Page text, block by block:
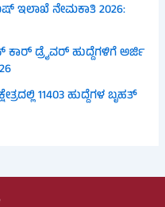
ಇಲಾಖೆ ನೇಮಕಾತಿ 2026:
ಕಾರ್ ಡ್ರೈವರ್ ಹುದ್ದೆಗಳಿಗೆ ಅರ್ಜಿ
11403 ಹುದ್ದೆಗಳ ಬೃಹತ್